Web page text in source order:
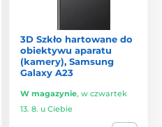
3D Szkło hartowane do
obiektywu aparatu
(kamery), Samsung
Galaxy A23
W magazynie, w czwartek
13. 8. u Ciebie